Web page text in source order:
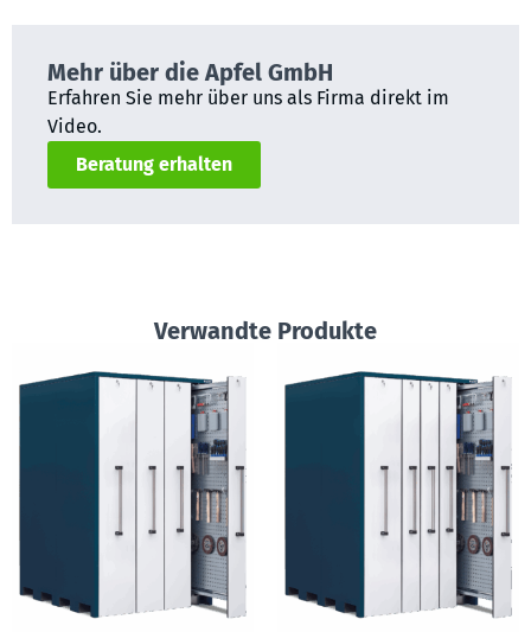
Mehr über die Apfel GmbH
Erfahren Sie mehr über uns als Firma direkt im
Video.
Beratung erhalten
Verwandte Produkte